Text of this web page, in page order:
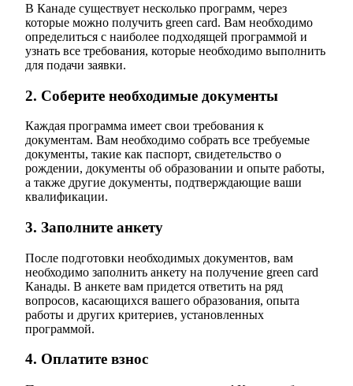
В Канаде существует несколько программ, через
которые можно получить green card. Вам необходимо
определиться с наиболее подходящей программой и
узнать все требования, которые необходимо выполнить
для подачи заявки.
2. Соберите необходимые документы
Каждая программа имеет свои требования к
документам. Вам необходимо собрать все требуемые
документы, такие как паспорт, свидетельство о
рождении, документы об образовании и опыте работы,
а также другие документы, подтверждающие ваши
квалификации.
3. Заполните анкету
После подготовки необходимых документов, вам
необходимо заполнить анкету на получение green card
Канады. В анкете вам придется ответить на ряд
вопросов, касающихся вашего образования, опыта
работы и других критериев, установленных
программой.
4. Оплатите взнос